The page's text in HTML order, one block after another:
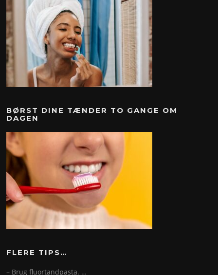
BØRST DINE TÆNDER TO GANGE OM
DAGEN
FLERE TIPS…
– Brug fluortandpasta. …